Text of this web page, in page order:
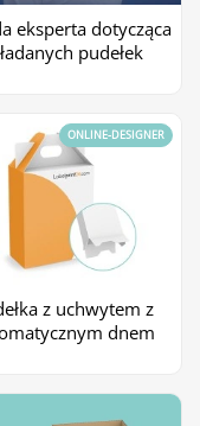
eksperta dotycząca
pudełek
z uchwytem z
dnem
ONLINE-DESIGNER